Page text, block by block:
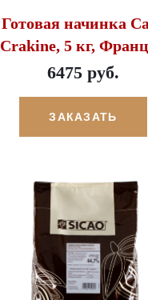
Готовая начинка
Crakine, 5 кг,
6475 руб.
ЗАКАЗАТЬ